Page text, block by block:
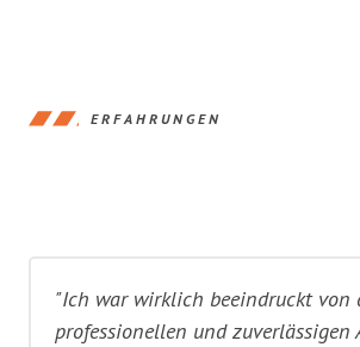
ERFAHRUNGEN
"Ich war wirklich beeindruckt von
professionellen und zuverlässigen